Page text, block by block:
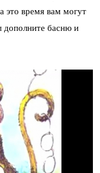
это время вам могут
дополните басню и